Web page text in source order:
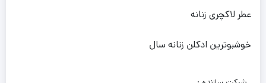
عطر لاکچری زنانه
خوشبوترین ادکلن زنانه سال